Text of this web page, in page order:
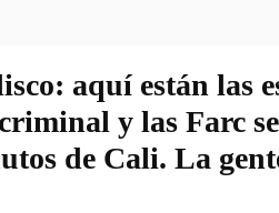
aquí están las
y las Farc
de Cali. La